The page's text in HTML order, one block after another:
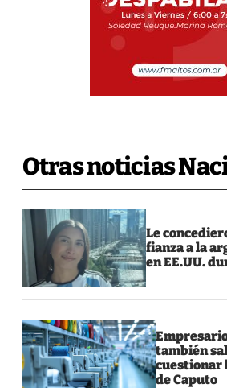
Otras noticias
Le
fianza a la
en EE.UU.
también
cuestionar
de Caputo